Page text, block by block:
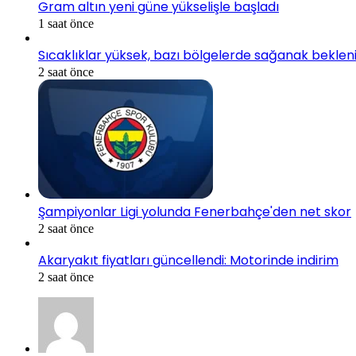
Gram altın yeni güne yükselişle başladı
1 saat önce
Sıcaklıklar yüksek, bazı bölgelerde sağanak
2 saat önce
Şampiyonlar Ligi yolunda Fenerbahçe'den net skor
2 saat önce
Akaryakıt fiyatları güncellendi: Motorinde indirim
2 saat önce